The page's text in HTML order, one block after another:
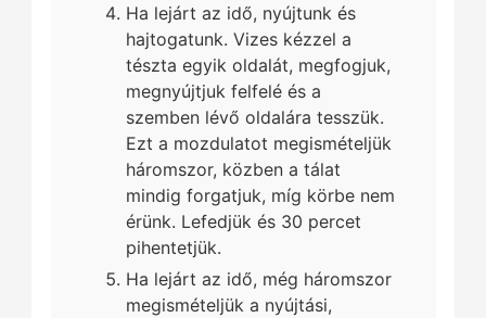
Ha lejárt az idő, nyújtunk és
hajtogatunk. Vizes kézzel a
tészta egyik oldalát, megfogjuk,
megnyújtjuk felfelé és a
szemben lévő oldalára tesszük.
Ezt a mozdulatot megismételjük
háromszor, közben a tálat
mindig forgatjuk, míg körbe nem
érünk. Lefedjük és 30 percet
pihentetjük.
Ha lejárt az idő, még háromszor
megismételjük a nyújtási,